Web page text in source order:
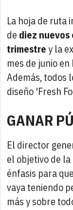
La hoja de ruta
de diez
trimestrey la
mes de junio
Además, todos
diseño 'Fresh
GANAR
El director
el objetivo de
énfasis para
vaya teniendo
más y sobre